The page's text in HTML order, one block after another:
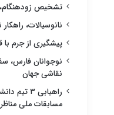
تشخیص زودهنگام،
نانوسیالات،
پیشگیری از جرم
نوجوانان فارس،
نقاشی جهان
راهیابی
مسابقات ملی